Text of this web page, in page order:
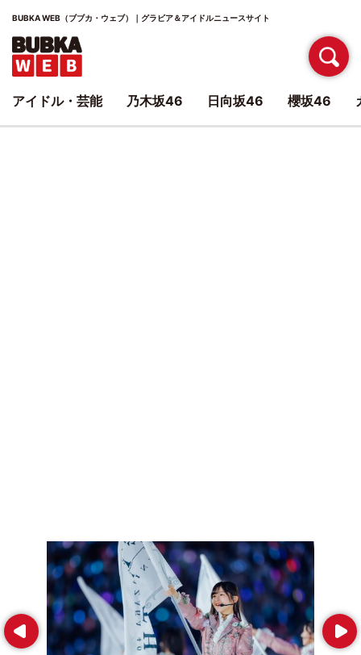
BUBKA WEB（ブブカ・ウェブ）｜グラビア＆アイドルニュースサイト
Prev Next
アイドル・芸能 乃木坂46 日向坂46 櫻坂46